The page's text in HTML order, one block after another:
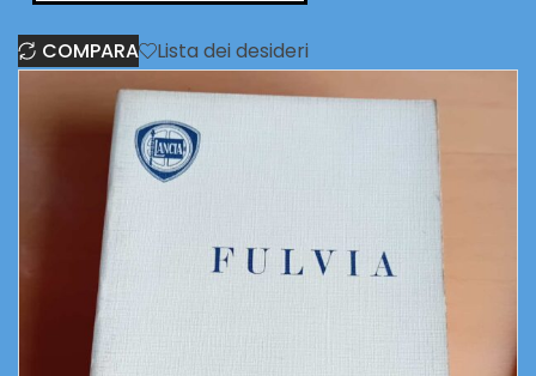
1a
COMPARA Lista dei desideri